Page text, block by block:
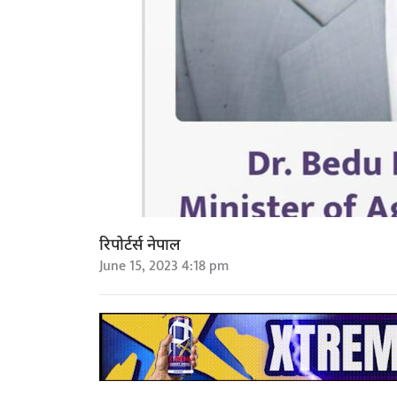
रिपोर्टर्स नेपाल
June 15, 2023 4:18 pm